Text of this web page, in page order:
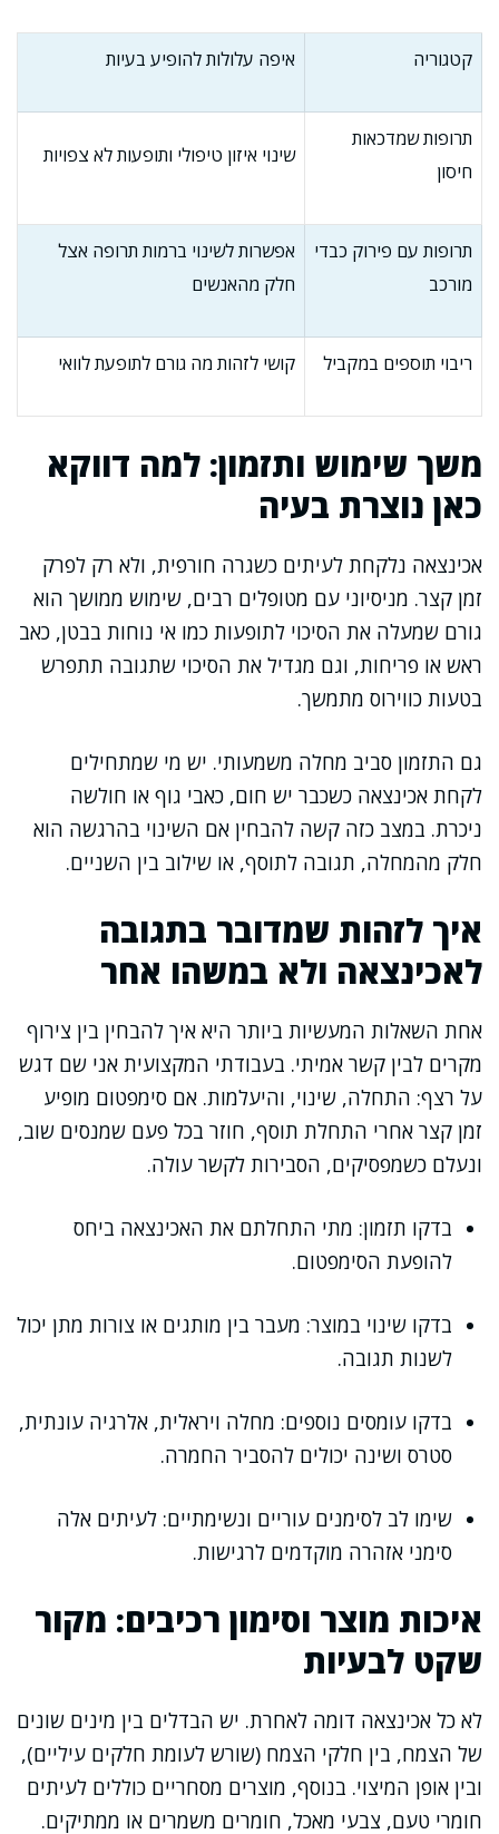
קטגוריה איפה עלולות להופיע בעיות
תרופות שמדכאות
חיסון
שינוי איזון טיפולי ותופעות לא צפויות
תרופות עם פירוק כבדי
מורכב
אפשרות לשינוי ברמות תרופה אצל
חלק מהאנשים
ריבוי תוספים במקביל קושי לזהות מה גורם לתופעת לוואי
משך שימוש ותזמון: למה דווקא
כאן נוצרת בעיה
אכינצאה נלקחת לעיתים כשגרה חורפית, ולא רק לפרק
זמן קצר. מניסיוני עם מטופלים רבים, שימוש ממושך הוא
גורם שמעלה את הסיכוי לתופעות כמו אי נוחות בבטן, כאב
ראש או פריחות, וגם מגדיל את הסיכוי שתגובה תתפרש
בטעות כווירוס מתמשך.
גם התזמון סביב מחלה משמעותי. יש מי שמתחילים
לקחת אכינצאה כשכבר יש חום, כאבי גוף או חולשה
ניכרת. במצב כזה קשה להבחין אם השינוי בהרגשה הוא
חלק מהמחלה, תגובה לתוסף, או שילוב בין השניים.
איך לזהות שמדובר בתגובה
לאכינצאה ולא במשהו אחר
אחת השאלות המעשיות ביותר היא איך להבחין בין צירוף
מקרים לבין קשר אמיתי. בעבודתי המקצועית אני שם דגש
על רצף: התחלה, שינוי, והיעלמות. אם סימפטום מופיע
זמן קצר אחרי התחלת תוסף, חוזר בכל פעם שמנסים שוב,
ונעלם כשמפסיקים, הסבירות לקשר עולה.
בדקו תזמון: מתי התחלתם את האכינצאה ביחס
להופעת הסימפטום.
בדקו שינוי במוצר: מעבר בין מותגים או צורות מתן יכול
לשנות תגובה.
בדקו עומסים נוספים: מחלה ויראלית, אלרגיה עונתית,
סטרס ושינה יכולים להסביר החמרה.
שימו לב לסימנים עוריים ונשימתיים: לעיתים אלה
סימני אזהרה מוקדמים לרגישות.
איכות מוצר וסימון רכיבים: מקור
שקט לבעיות
לא כל אכינצאה דומה לאחרת. יש הבדלים בין מינים שונים
של הצמח, בין חלקי הצמח (שורש לעומת חלקים עיליים),
ובין אופן המיצוי. בנוסף, מוצרים מסחריים כוללים לעיתים
חומרי טעם, צבעי מאכל, חומרים משמרים או ממתיקים.